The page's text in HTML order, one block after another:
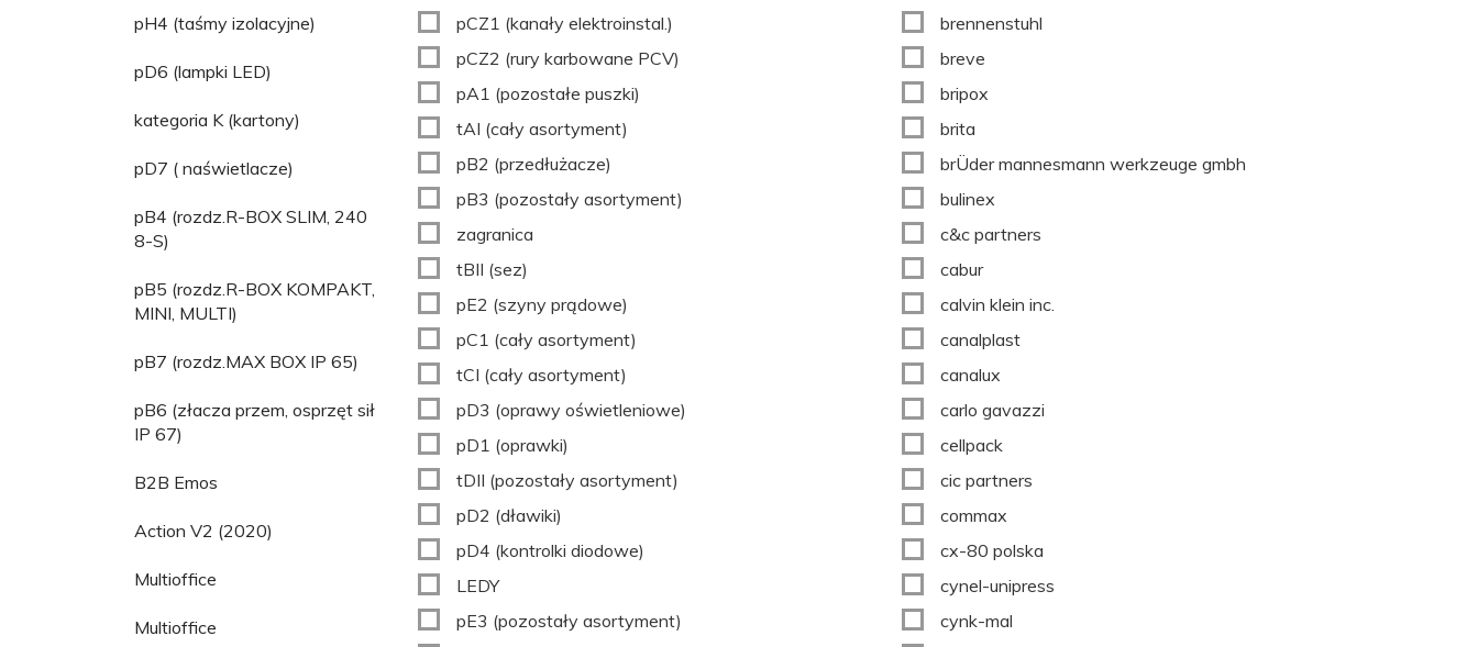
pH4 (taśmy izolacyjne)
pD6 (lampki LED)
kategoria K (kartony)
pD7 ( naświetlacze)
pB4 (rozdz.R-BOX SLIM, 240
8-S)
pB5 (rozdz.R-BOX KOMPAKT,
MINI, MULTI)
pB7 (rozdz.MAX BOX IP 65)
pB6 (złacza przem, osprzęt sił
IP 67)
B2B Emos
Action V2 (2020)
Multioffice
Multioffice
pCZ1 (kanały elektroinstal.)
pCZ2 (rury karbowane PCV)
pA1 (pozostałe puszki)
tAI (cały asortyment)
pB2 (przedłużacze)
pB3 (pozostały asortyment)
zagranica
tBII (sez)
pE2 (szyny prądowe)
pC1 (cały asortyment)
tCI (cały asortyment)
pD3 (oprawy oświetleniowe)
pD1 (oprawki)
tDII (pozostały asortyment)
pD2 (dławiki)
pD4 (kontrolki diodowe)
LEDY
pE3 (pozostały asortyment)
brennenstuhl
breve
bripox
brita
brÜder mannesmann werkzeuge gmbh
bulinex
c&c partners
cabur
calvin klein inc.
canalplast
canalux
carlo gavazzi
cellpack
cic partners
commax
cx-80 polska
cynel-unipress
cynk-mal